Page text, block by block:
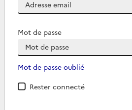
Mot de passe
Mot de passe oublié
Rester connecté